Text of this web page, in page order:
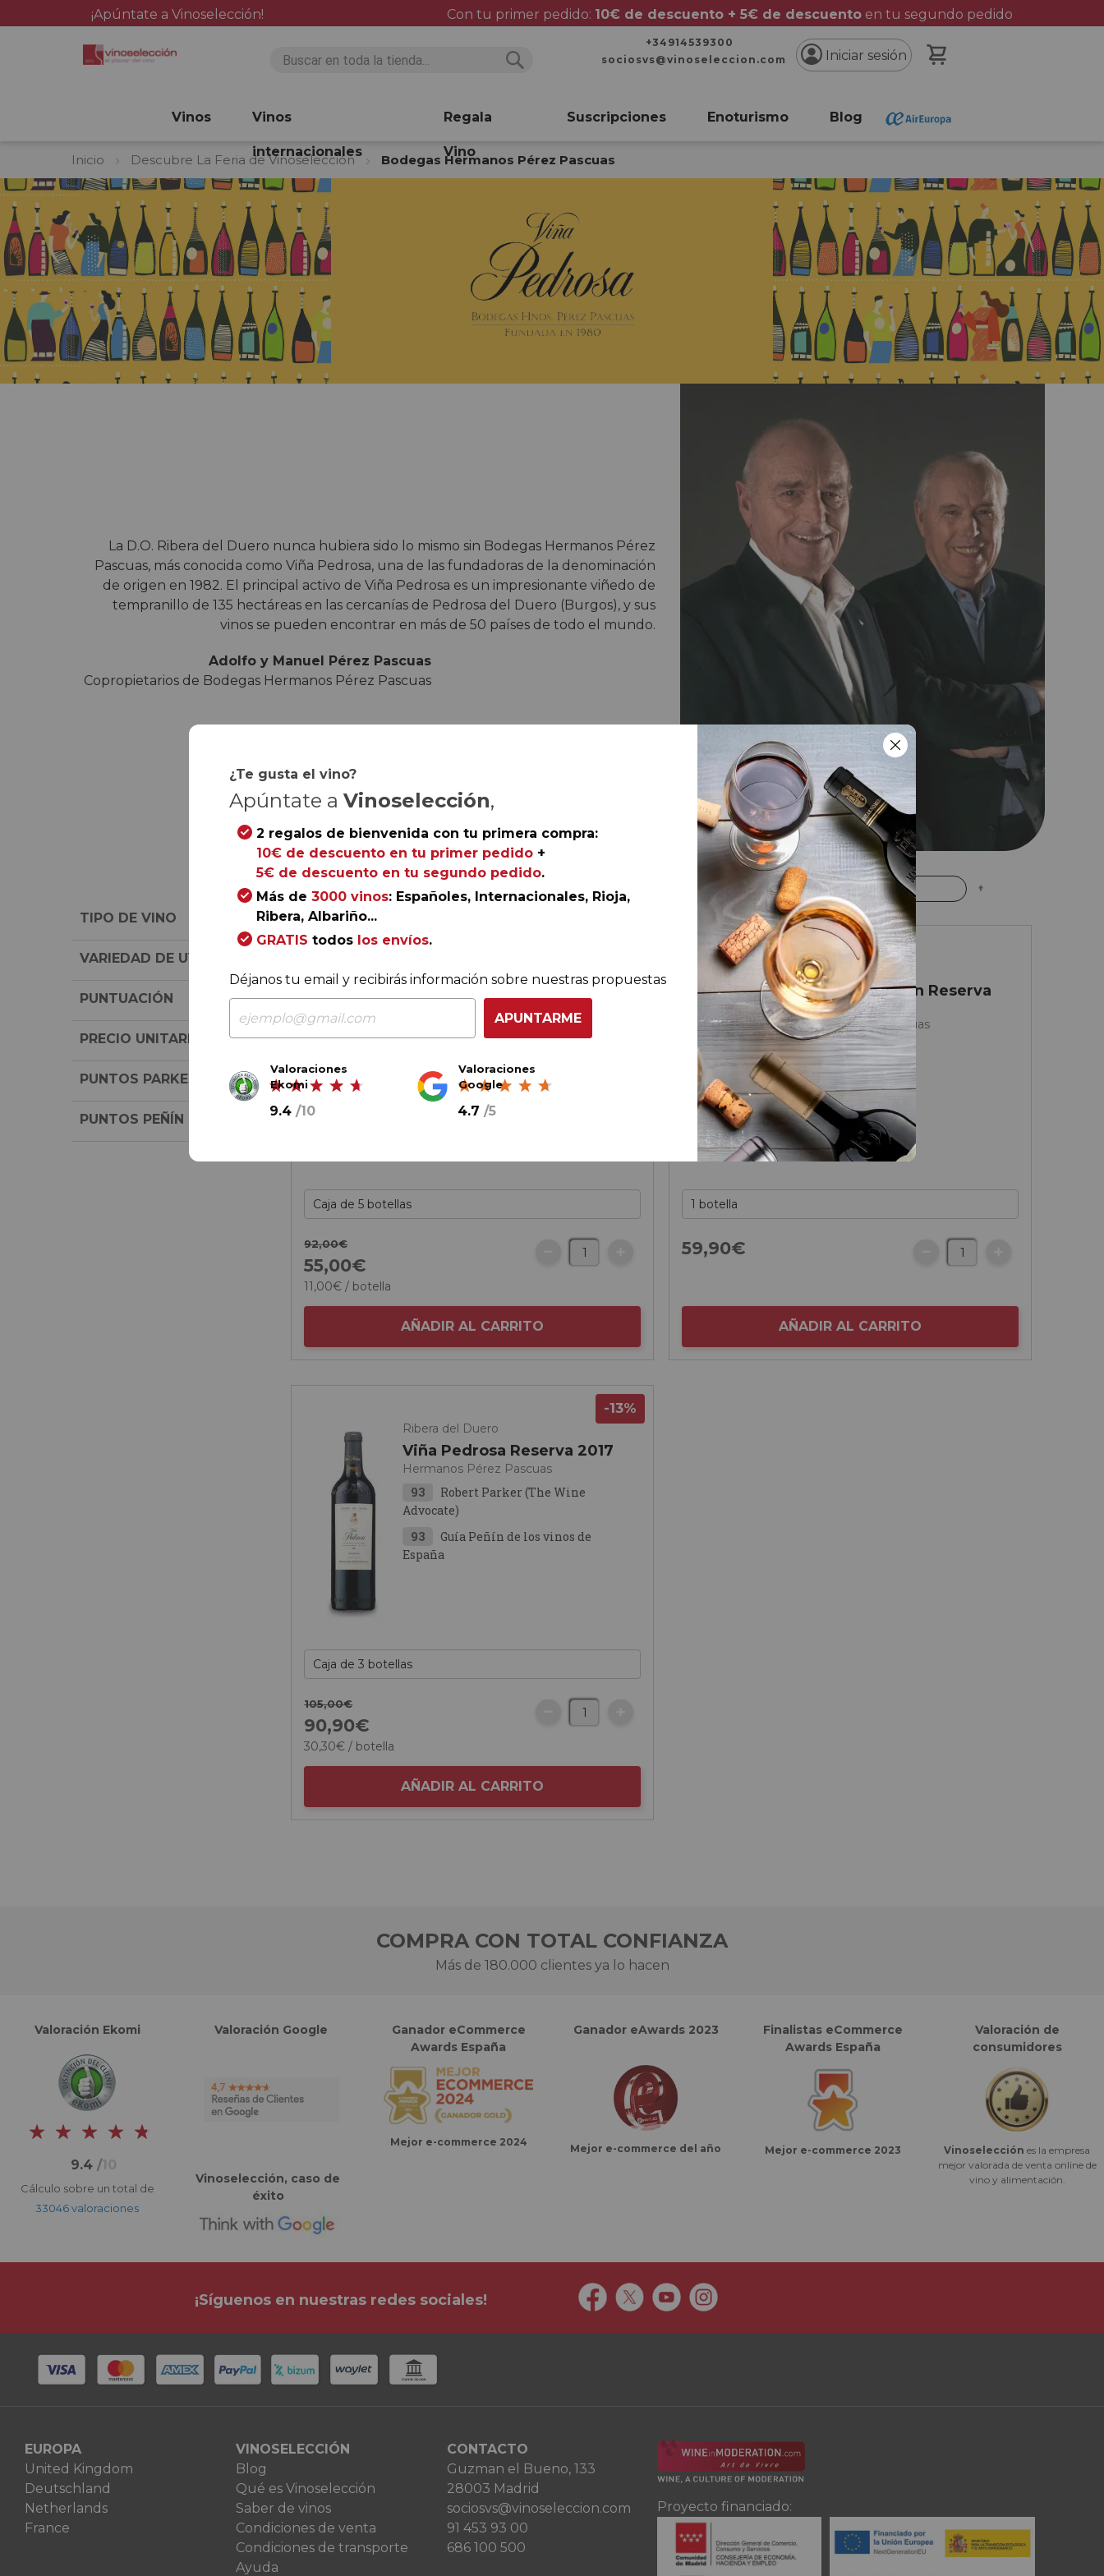
¡Apúntate a Vinoselección! Con tu primer pedido: 10€ de descuento + 5€ de descuentoen tu segundo pedido
+34914539300
sociosvs@vinoseleccion.com
Iniciar sesión
Vinos Vinos
internacionales
Regala
Vino
Suscripciones Enoturismo Blog
Inicio Descubre La Feria de Vinoselección Bodegas Hermanos Pérez Pascuas
La D.O. Ribera del Duero nunca hubiera sido lo mismo sin Bodegas Hermanos Pérez
Pascuas, más conocida como Viña Pedrosa, una de las fundadoras de la denominación
de origen en 1982. El principal activo de Viña Pedrosa es un impresionante viñedo de
tempranillo de 135 hectáreas en las cercanías de Pedrosa del Duero (Burgos), y sus
vinos se pueden encontrar en más de 50 países de todo el mundo.
Adolfo y Manuel Pérez Pascuas
Copropietarios de Bodegas Hermanos Pérez Pascuas
Ordenar por
Descendente
Viña Pedrosa Colección 2024
92,00€
55,00€
11,00€ / botella
AÑADIR AL CARRITO
Ribera del Duero
Viña Pedrosa Gran Reserva
2016
Hermanos Pérez Pascuas
59,90€
AÑADIR AL CARRITO
Ribera del Duero
Viña Pedrosa Reserva 2017
Hermanos Pérez Pascuas
93
Robert Parker (The Wine
Advocate)
93
Guía Peñín de los vinos de
España
-13%
105,00€
90,90€
30,30€ / botella
AÑADIR AL CARRITO
TIPO DE VINO
VARIEDAD DE UVA
PUNTUACIÓN
PRECIO UNITARIO
PUNTOS PARKER
PUNTOS PEÑÍN
COMPRA CON TOTAL CONFIANZA
Más de 180.000 clientes ya lo hacen
Valoración Ekomi
9.4 /10
Cálculo sobre un total de
33046 valoraciones
Valoración Google
Vinoselección, caso de
éxito
Ganador eCommerce
Awards España
Mejor e-commerce 2024
Ganador eAwards 2023
Mejor e-commerce del año
Finalistas eCommerce
Awards España
Mejor e-commerce 2023
Valoración de
consumidores
Vinoselección es la empresa
mejor valorada de venta online de
vino y alimentación.
¡Síguenos en nuestras redes sociales!
EUROPA
United Kingdom
Deutschland
Netherlands
France
VINOSELECCIÓN
Blog
Qué es Vinoselección
Saber de vinos
Condiciones de venta
Condiciones de transporte
Ayuda
CONTACTO
Guzman el Bueno, 133
28003 Madrid
sociosvs@vinoseleccion.com
91 453 93 00
686 100 500
Proyecto financiado:
¿Te gusta el vino?
Apúntate a Vinoselección,
2 regalos de bienvenida con tu primera compra:
10€ de descuento en tu primer pedido+
5€ de descuento en tu segundo pedido.
Más de 3000 vinos: Españoles, Internacionales, Rioja,
Ribera, Albariño...
GRATIS todos los envíos.
Déjanos tu email y recibirás información sobre nuestras propuestas
APUNTARME
Valoraciones
Ekomi
9.4 /10
Valoraciones
Google
4.7 /5